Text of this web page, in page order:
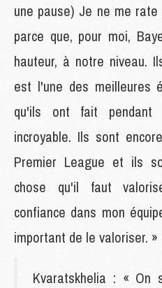
une pause) Je ne me
parce que, pour moi,
hauteur, à notre niveau.
est l'une des meilleures
qu'ils ont fait
incroyable. Ils sont
Premier League et ils
chose qu'il faut
confiance dans mon
important de le valoriser. »
Kvaratskhelia : «